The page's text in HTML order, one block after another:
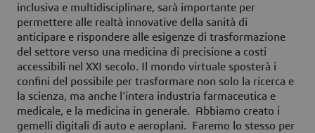
inclusiva e multidisciplinare, sarà importante per
permettere alle realtà innovative della sanità di
anticipare e rispondere alle esigenze di trasformazione
del settore verso una medicina di precisione a costi
accessibili nel XXI secolo. Il mondo virtuale sposterà i
confini del possibile per trasformare non solo la ricerca e
la scienza, ma anche l'intera industria farmaceutica e
medicale, e la medicina in generale. Abbiamo creato i
gemelli digitali di auto e aeroplani. Faremo lo stesso per